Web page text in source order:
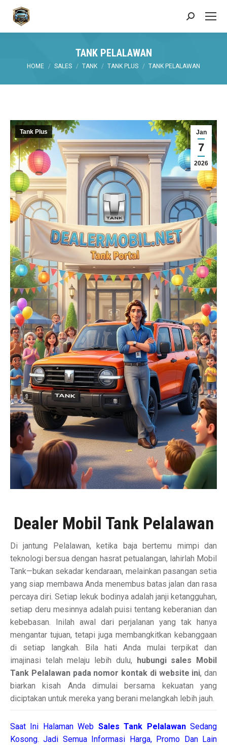
Search:
TANK PELALAWAN
You are here:
HOME SALES TANK TANK PLUS TANK PELALAWAN
Jan
7
2026
Tank Plus
Dealer Mobil Tank Pelalawan
Di jantung Pelalawan, ketika baja bertemu mimpi dan
teknologi bersua dengan hasrat petualangan, lahirlah Mobil
Tank—bukan sekadar kendaraan, melainkan pasangan setia
yang siap membawa Anda menembus batas jalan dan rasa
percaya diri. Setiap lekuk bodinya adalah janji ketangguhan,
setiap deru mesinnya adalah puisi tentang keberanian dan
kebebasan. Inilah awal dari perjalanan yang tak hanya
mengantar tujuan, tetapi juga membangkitkan kebanggaan
di setiap langkah. Bila hati Anda mulai terpikat dan
imajinasi telah melaju lebih dulu,
hubungi sales Mobil
Tank Pelalawan pada nomor kontak di website ini, dan
biarkan kisah Anda dimulai bersama kekuatan yang
diciptakan untuk mereka yang berani melangkah lebih jauh.
Saat Ini Halaman Web Sales Tank PelalawanSedang
Kosong. Jadi Semua Informasi Harga, Promo Dan Lain